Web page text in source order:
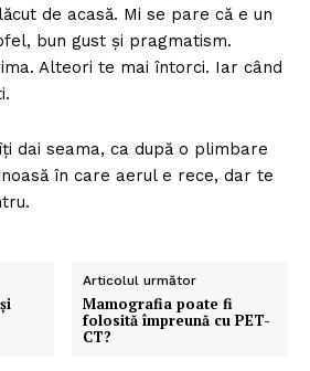
de acasă. Mi se pare că e un
bun gust și pragmatism.
Alteori te mai întorci. Iar când
dai seama, ca după o plimbare
în care aerul e rece, dar te
Articolul următor
Mamografia poate fi
folosită împreună cu PET-
CT?